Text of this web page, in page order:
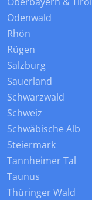
Odenwald
Rhön
Rügen
Salzburg
Sauerland
Schwarzwald
Schweiz
Schwäbische Alb
Steiermark
Tannheimer Tal
Taunus
Thüringer Wald